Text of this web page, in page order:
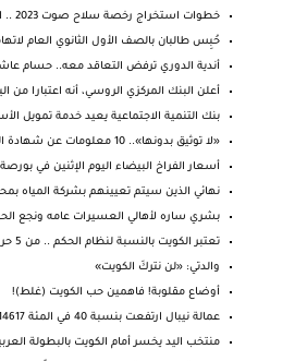
خطوات استخراج رخصة سلاح صوت 2023 .. الشروط والعقوب...
حُبِس طالبان بالصف الأول الثانوي العام
أندية الدوري ترفض التعاقد معه.. حسام
أعلن البنك المركزي الروسي، أنه اعتبارا من
بنك التنمية الاجتماعية يعيد خدمة تمويل
«لا توثيق بدونها».. 10 معلومات عن شهادة الفحص الطب...
أسعار الفراخ البيضاء اليوم الإثنين في
نهائي الذين سيتم تعيينهم بشركة المياه
بشري ساره لأهالي العسيرات عامه ونجع
تعتبر الكويت بالنسبة لنظام الحكم .. من 5 حروف
والدتي: «لن نتركَ الكويت»
أوضاع مقلوبة! فاهمين حب الكويت (غلط)!
عمالة نيبال ارتفعت بنسبة 40 في المئة 14617 مواطناً...
منتخب اليد يخسر أمام الكويت بالبطولة